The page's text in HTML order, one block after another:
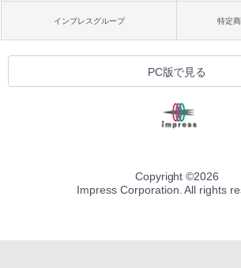
インプレスグループ 特定
PC版で見る
Copyright ©2026
Impress Corporation. All rights